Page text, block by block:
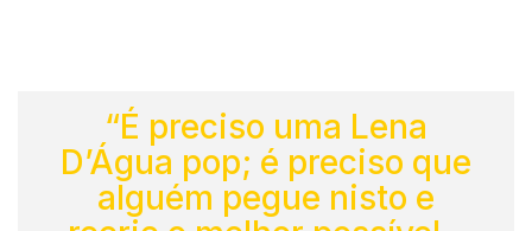
“É preciso uma Lena
D’Água pop; é preciso que
alguém pegue nisto e